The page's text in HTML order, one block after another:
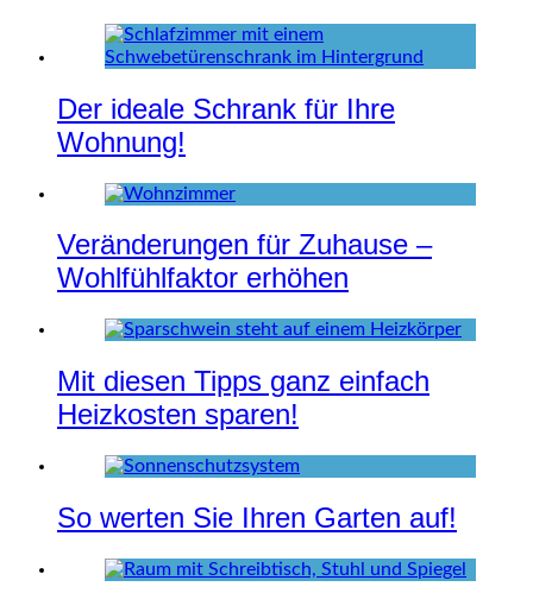
Der ideale Schrank für Ihre
Wohnung!
Veränderungen für Zuhause –
Wohlfühlfaktor erhöhen
Mit diesen Tipps ganz einfach
Heizkosten sparen!
So werten Sie Ihren Garten auf!